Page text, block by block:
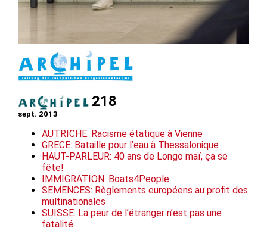
218
sept. 2013
AUTRICHE: Racisme étatique à Vienne
GRECE: Bataille pour l’eau à Thessalonique
HAUT-PARLEUR: 40 ans de Longo maï, ça se
fête!
IMMIGRATION: Boats4People
SEMENCES: Règlements européens au profit des
multinationales
SUISSE: La peur de l’étranger n’est pas une
fatalité